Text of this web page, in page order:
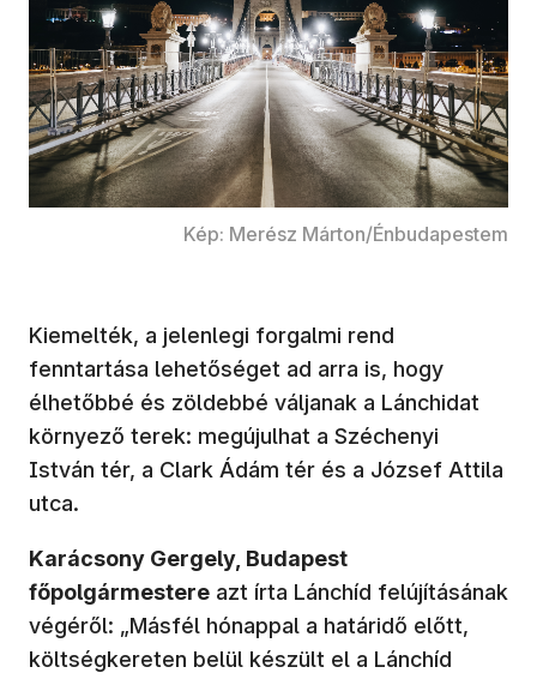
Kép: Merész Márton/Énbudapestem
Kiemelték, a jelenlegi forgalmi rend
fenntartása lehetőséget ad arra is, hogy
élhetőbbé és zöldebbé váljanak a Lánchidat
környező terek: megújulhat a Széchenyi
István tér, a Clark Ádám tér és a József Attila
utca.
Karácsony Gergely, Budapest
főpolgármestere azt írta Lánchíd felújításának
végéről: „Másfél hónappal a határidő előtt,
költségkereten belül készült el a Lánchíd